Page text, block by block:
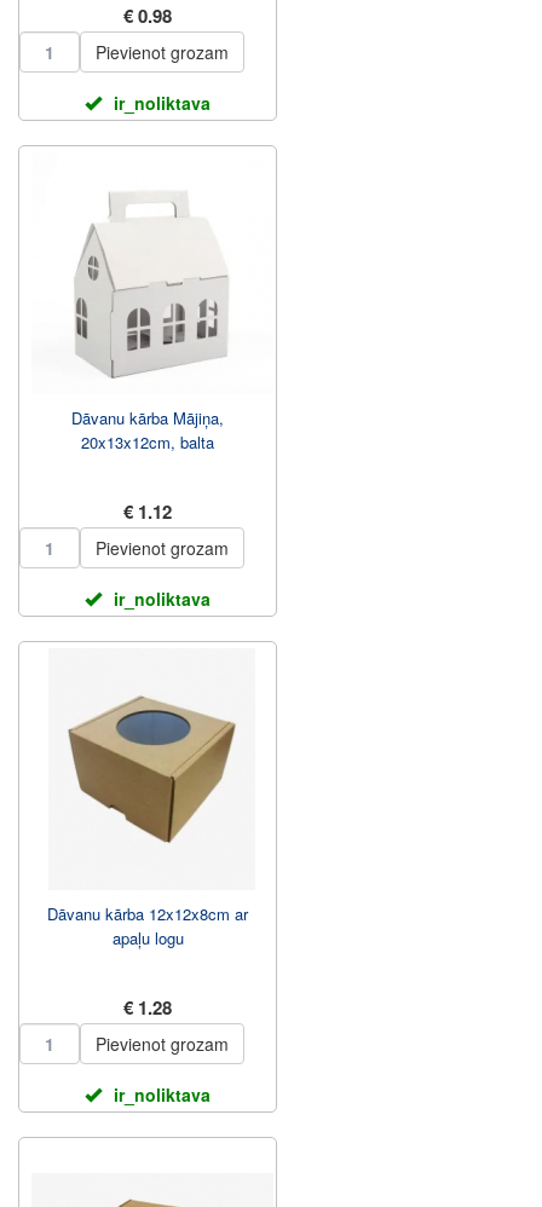
€ 0.98
Pievienot grozam
ir_noliktava
Dāvanu kārba Mājiņa,
20x13x12cm, balta
€ 1.12
Pievienot grozam
ir_noliktava
Dāvanu kārba 12x12x8cm ar
apaļu logu
€ 1.28
Pievienot grozam
ir_noliktava